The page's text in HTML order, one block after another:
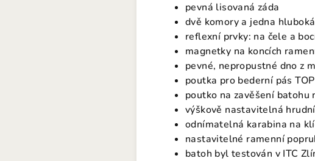
pevná lisovaná záda
dvě komory a jedna
reflexní prvky: na čele a
magnetky na koncích
pevné, nepropustné dno z
poutka pro bederní pás
poutko na zavěšení batohu
výškově nastavitelná
odnímatelná karabina na
nastavitelné ramenní
batoh byl testován v ITC